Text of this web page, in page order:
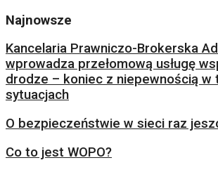
Najnowsze
Kancelaria Prawniczo-Brokerska
wprowadza przełomową usługę
drodze – koniec z niepewnością w
sytuacjach
O bezpieczeństwie w sieci raz
Co to jest WOPO?